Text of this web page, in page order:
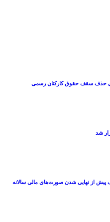
حذف سقف حقوق کارکنان رسمی
شد
پیش از نهایی شدن صورت‌های مالی سالانه